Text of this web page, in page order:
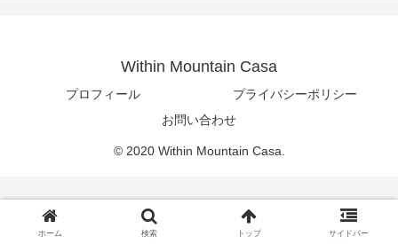
Within Mountain Casa
プロフィール
プライバシーポリシー
お問い合わせ
© 2020 Within Mountain Casa.
ホーム 検索 トップ サイドバー